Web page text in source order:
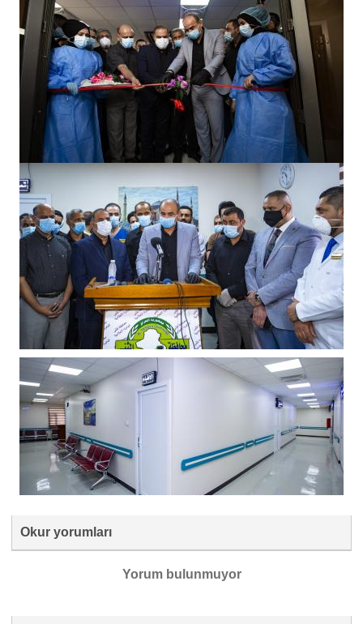
Okur yorumları
Yorum bulunmuyor